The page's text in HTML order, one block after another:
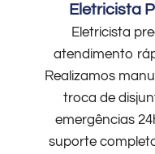
Eletricista
Eletricista
atendimento
Realizamos
troca de
emergências
suporte